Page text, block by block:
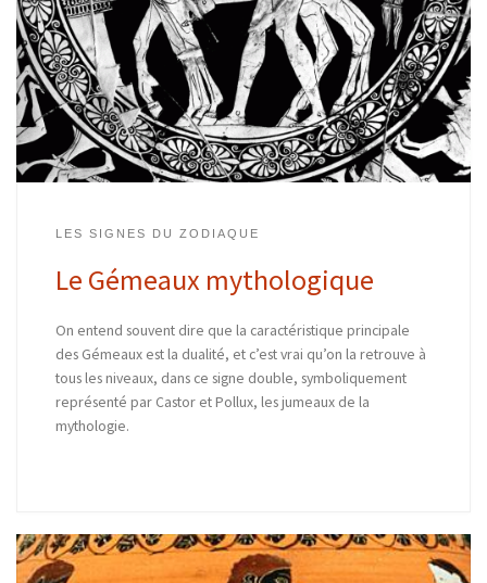
LES SIGNES DU ZODIAQUE
Le Gémeaux mythologique
On entend souvent dire que la caractéristique principale
des Gémeaux est la dualité, et c’est vrai qu’on la retrouve à
tous les niveaux, dans ce signe double, symboliquement
représenté par Castor et Pollux, les jumeaux de la
mythologie.